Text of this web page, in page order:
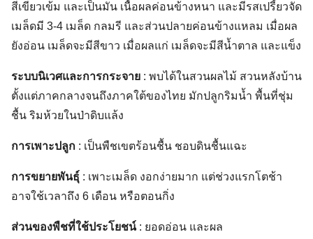
สีเขียวเข้ม และเป็นมัน เนื้อผลค่อนข้างหนา และมีรสเปรี้ยวจัด
เมล็ดมี 3-4 เมล็ด กลมรี และส่วนปลายค่อนข้างแหลม เมื่อผล
ยังอ่อน เมล็ดจะมีสีขาว เมื่อผลแก่ เมล็ดจะมีสีน้ำตาล และแข็ง
ระบบนิเวศและการกระจาย : พบได้ในสวนผลไม้ สวนหลังบ้าน
ตั้งแต่ภาคกลางจนถึงภาคใต้ของไทย มักปลูกริมน้ำ พื้นที่ชุ่ม
ชื้น ริมห้วยในป่าดิบแล้ง
การเพาะปลูก : เป็นพืชเขตร้อนชื้น ชอบดินชื้นแฉะ
การขยายพันธุ์ : เพาะเมล็ด งอกง่ายมาก แต่ช่วงแรกโตช้า
อาจใช้เวลาถึง 6 เดือน หรือตอนกิ่ง
ส่วนของพืชที่ใช้ประโยชน์: ยอดอ่อน และผล